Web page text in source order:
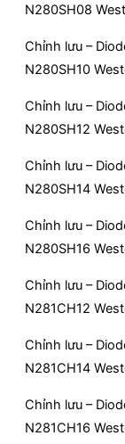
N280SH08
Chỉnh lưu –
N280SH10
Chỉnh lưu –
N280SH12
Chỉnh lưu –
N280SH14
Chỉnh lưu –
N280SH16
Chỉnh lưu –
N281CH12
Chỉnh lưu –
N281CH14
Chỉnh lưu –
N281CH16